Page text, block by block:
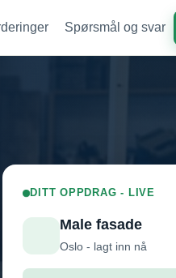
Spørsmål og svar
DITT OPPDRAG - LIVE
Male fasade
Oslo - lagt inn nå